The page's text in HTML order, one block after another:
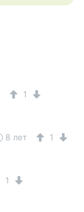
1
8 лет 1
1